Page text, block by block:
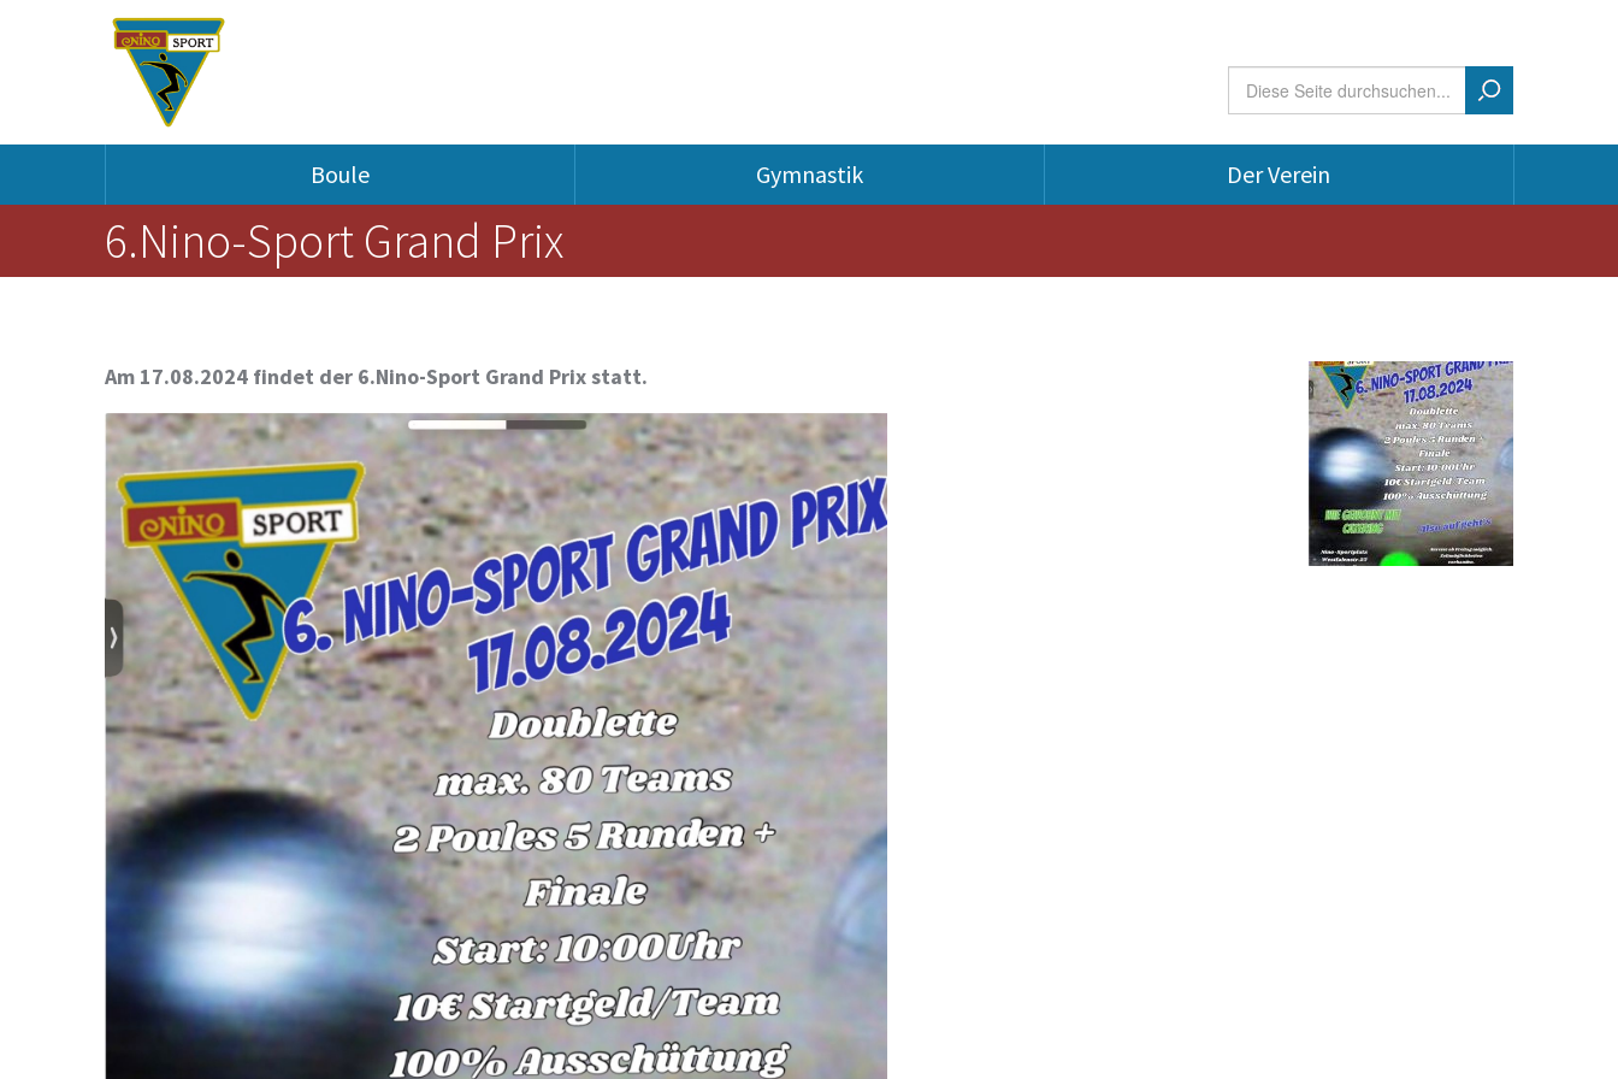
Skip to content
Skip to navigation
Suchformular
Boule Gymnastik Der Verein
6.Nino-Sport Grand Prix
Am 17.08.2024 findet der 6.Nino-Sport Grand Prix statt.